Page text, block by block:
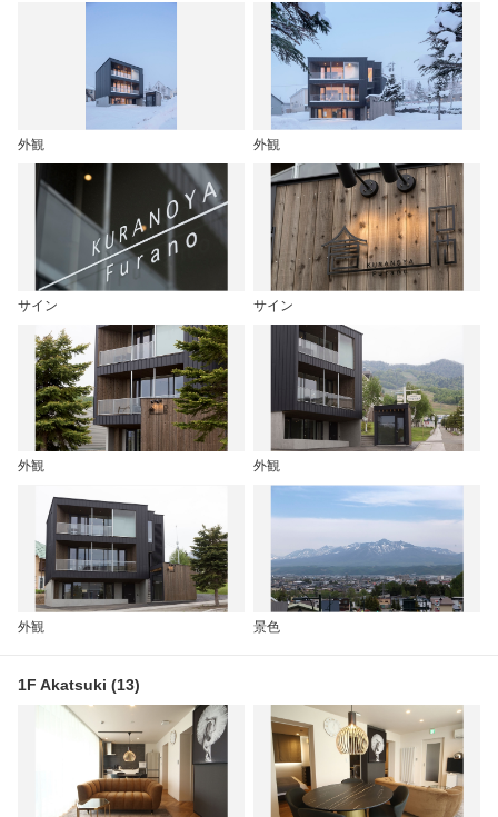
外観 外観
サイン サイン
外観 外観
外観 景色
1F Akatsuki (13)